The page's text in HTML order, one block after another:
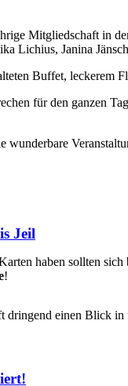
Mitgliedschaft in
Lichius, Janina
Buffet,
für den ganzen
Jeil
haben sollten
!
dringend einen Blick in